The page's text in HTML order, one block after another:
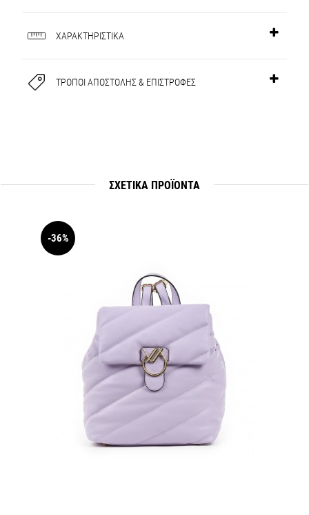
ΧΑΡΑΚΤΗΡΙΣΤΙΚΑ
ΤΡΟΠΟΙ ΑΠΟΣΤΟΛΗΣ & ΕΠΙΣΤΡΟΦΕΣ
ΣΧΕΤΙΚΆ ΠΡΟΪΟΝΤΑ
-36%